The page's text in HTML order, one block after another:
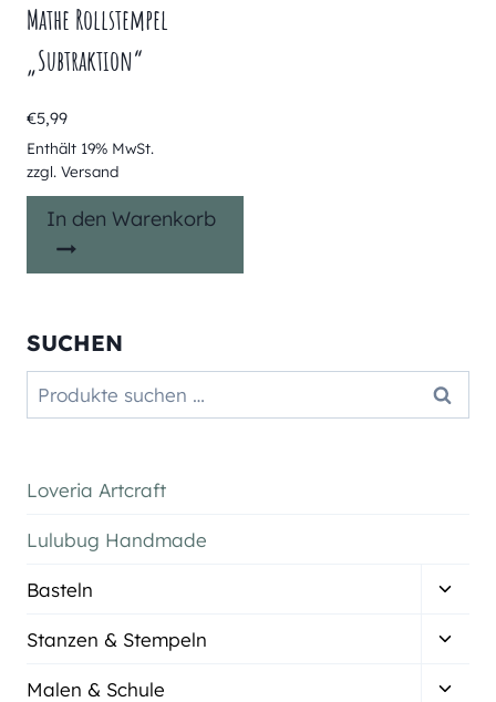
Mathe Rollstempel
„Subtraktion“
€5,99
Enthält 19% MwSt.
zzgl. Versand
In den Warenkorb
SUCHEN
Suchen
nach:
Suchen
Loveria Artcraft
Lulubug Handmade
Basteln
Stanzen & Stempeln
Malen & Schule